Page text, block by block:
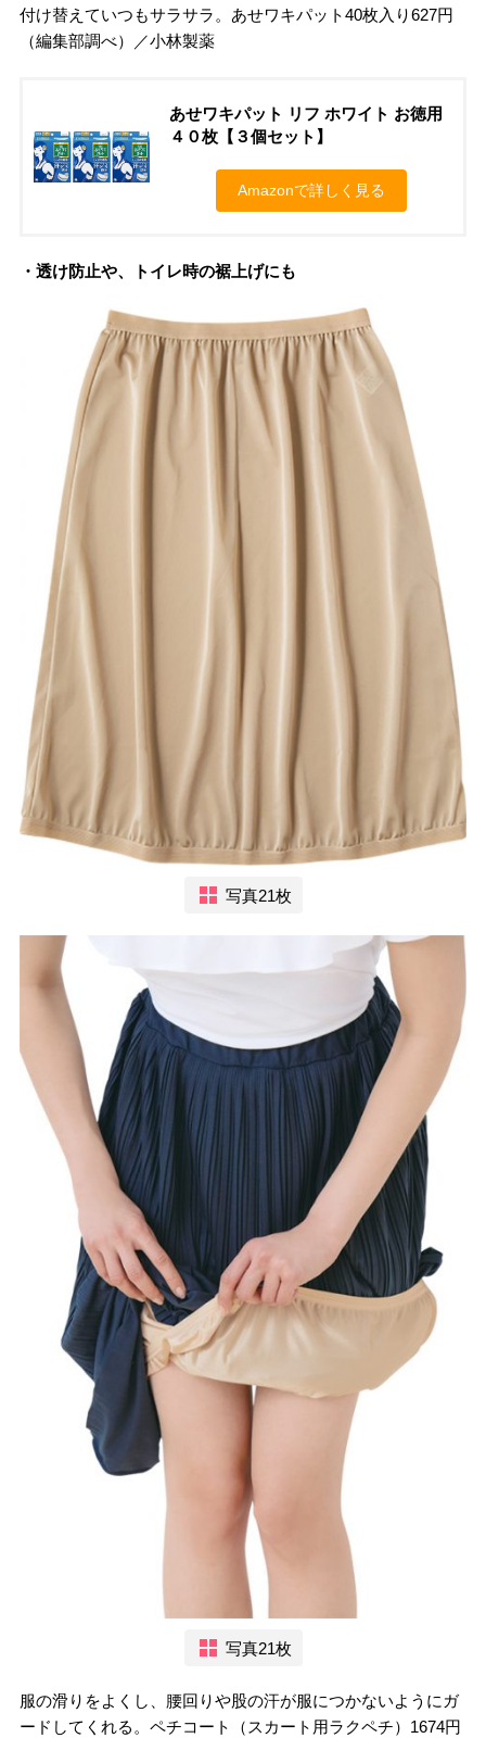
付け替えていつもサラサラ。あせワキパット40枚入り627円
（編集部調べ）／小林製薬
あせワキパット リフ ホワイト お徳用
４０枚【３個セット】
Amazonで詳しく見る
・透け防止や、トイレ時の裾上げにも
写真21枚
写真21枚
服の滑りをよくし、腰回りや股の汗が服につかないようにガ
ードしてくれる。ペチコート（スカート用ラクペチ）1674円